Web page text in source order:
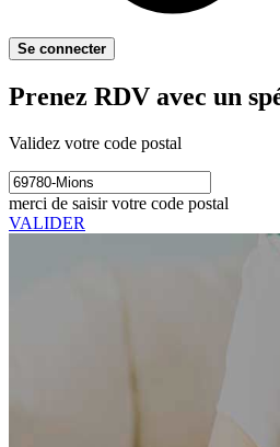
Se connecter
Prenez RDV avec un
Validez votre code postal
merci de saisir votre code postal
VALIDER